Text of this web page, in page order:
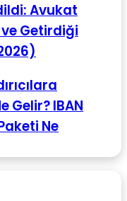
Avukat
Getirdiği
Gelir? IBAN
Ne